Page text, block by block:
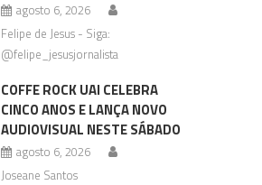
agosto 6, 2026
Felipe de Jesus - Siga:
@felipe_jesusjornalista
COFFE ROCK UAI CELEBRA
CINCO ANOS E LANÇA NOVO
AUDIOVISUAL NESTE SÁBADO
agosto 6, 2026
Joseane Santos